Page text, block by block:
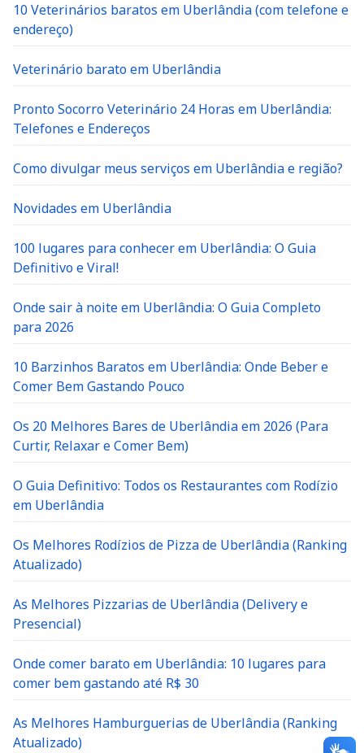
10 Veterinários baratos em Uberlândia (com telefone e
endereço)
Veterinário barato em Uberlândia
Pronto Socorro Veterinário 24 Horas em Uberlândia:
Telefones e Endereços
Como divulgar meus serviços em Uberlândia e região?
Novidades em Uberlândia
100 lugares para conhecer em Uberlândia: O Guia
Definitivo e Viral!
Onde sair à noite em Uberlândia: O Guia Completo
para 2026
10 Barzinhos Baratos em Uberlândia: Onde Beber e
Comer Bem Gastando Pouco
Os 20 Melhores Bares de Uberlândia em 2026 (Para
Curtir, Relaxar e Comer Bem)
O Guia Definitivo: Todos os Restaurantes com Rodízio
em Uberlândia
Os Melhores Rodízios de Pizza de Uberlândia (Ranking
Atualizado)
As Melhores Pizzarias de Uberlândia (Delivery e
Presencial)
Onde comer barato em Uberlândia: 10 lugares para
comer bem gastando até R$ 30
As Melhores Hamburguerias de Uberlândia (Ranking
Atualizado)